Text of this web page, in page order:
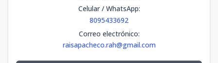
Celular / WhatsApp:
8095433692
Correo electrónico:
raisapacheco.rah@gmail.com